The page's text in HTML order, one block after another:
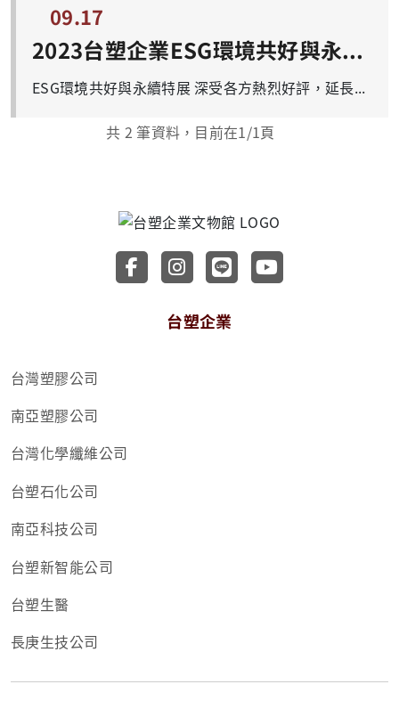
09.17
2023台塑企業ESG環境共好與永續特展
ESG環境共好與永續特展 深受各方熱烈好評，延長展期至2025/3/2(日) 展出時間：2023/9/17（日）~2025/3/2（日）。 展出地點：地下一樓特展室。 邀請大家一同認識台塑企業在ESG上實現人文關懷與環境永續的成果。ESG分別指環境保護（E，Environmental）、社會責任（S，Social）以及公司治理（G，governance），已是全球檢視企業永續發展的重要指標。 本次特展邀請台塑、南亞、台化、台塑化、與南亞科技公司，呈現這五家公司善用資源節能減碳，達到循環經濟目標之具體作為。並展示介紹彰化樂活圈玩具基地及與宜蘭樂活圈環境生態推動狀況。
共 2 筆資料，目前在1/1頁
前往台塑企業文物館
前往台塑企業文物館
前往台塑企業文物
前往台塑企
台塑企業
台灣塑膠公司
南亞塑膠公司
台灣化學纖維公司
台塑石化公司
南亞科技公司
台塑新智能公司
台塑生醫
長庚生技公司